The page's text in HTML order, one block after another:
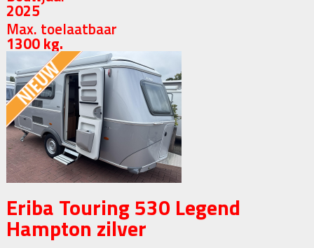
2025
Max. toelaatbaar
1300 kg.
Eriba Touring 530 Legend
Hampton zilver